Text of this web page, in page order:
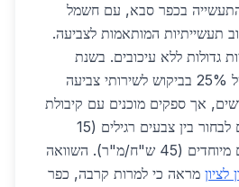
בכפר סבא, עם חשמל
תעשייתיות המותאמות לצביעה.
גדולות ללא עיכובים. בשנת
2026, צפויה עלייה של 25% בביקוש לשירותי צביעה
אך ספקים מוכנים עם קיבולת
מוגברת. לקוחות יכולים לבחור בין צבעים רגילים (15
ש"ח/מ"ר) ועד ציפויים מיוחדים (45 ש"ח/מ"ר). השוואה
מראה כי למרות קרבה, כפר